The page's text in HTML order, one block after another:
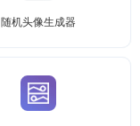
随机头像生成器